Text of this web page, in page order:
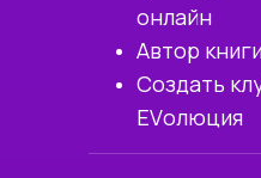
онлайн
Автор
Создать
EVолюция